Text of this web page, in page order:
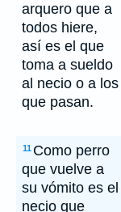
arquero que a
todos hiere,
así es el que
toma a sueldo
al necio o a los
que pasan.
11 Como perro
que vuelve a
su vómito es el
necio que